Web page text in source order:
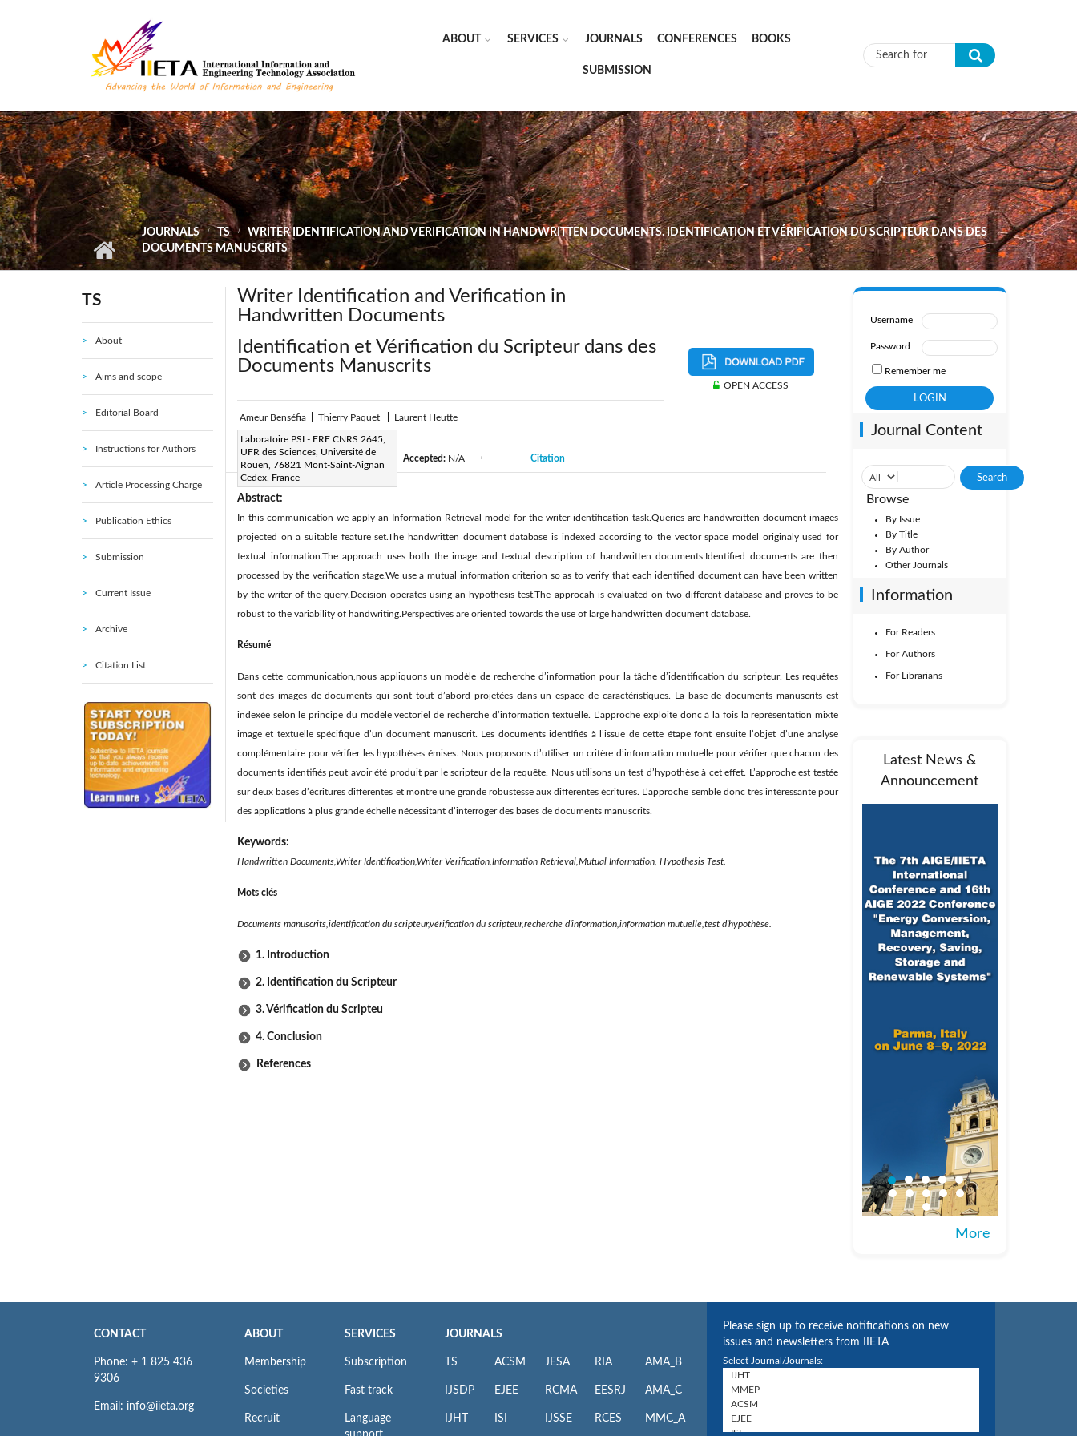
ABOUT SERVICES JOURNALS CONFERENCES BOOKS
SUBMISSION Search form
JOURNALS TS
WRITER IDENTIFICATION AND VERIFICATION IN HANDWRITTEN DOCUMENTS. IDENTIFICATION ET VÉRIFICATION DU SCRIPTEUR DANS DES
DOCUMENTS MANUSCRITS
TS
About
Aims and scope
Editorial Board
Instructions for Authors
Article Processing Charge
Publication Ethics
Submission
Current Issue
Archive
Citation List
Writer Identification and Verification in
Handwritten Documents
Identification et Vérification du Scripteur dans des
Documents Manuscrits
Ameur Benséfia Thierry Paquet Laurent Heutte
Laboratoire PSI - FRE CNRS 2645,
UFR des Sciences, Université de
Rouen, 76821 Mont-Saint-Aignan
Cedex, France
Page:249-259
Received:19 May 2004 Accepted: N/A Citation
OPEN ACCESS
Abstract:
In this communication we apply an Information Retrieval model for the writer identification task.Queries are handwreitten document images
projected on a suitable feature set.The handwritten document database is indexed according to the vector space model originaly used for
textual information.The approach uses both the image and textual description of handwritten documents.Identified documents are then
processed by the verification stage.We use a mutual information criterion so as to verify that each identified document can have been written
by the writer of the query.Decision operates using an hypothesis test.The approcah is evaluated on two different database and proves to be
robust to the variability of handwriting.Perspectives are oriented towards the use of large handwritten document database.
Résumé
Dans cette communication,nous appliquons un modèle de recherche d’information pour la tâche d’identification du scripteur. Les requêtes
sont des images de documents qui sont tout d’abord projetées dans un espace de caractéristiques. La base de documents manuscrits est
indexée selon le principe du modèle vectoriel de recherche d’information textuelle. L’approche exploite donc à la fois la représentation mixte
image et textuelle spécifique d’un document manuscrit. Les documents identifiés à l’issue de cette étape font ensuite l’objet d’une analyse
complémentaire pour vérifier les hypothèses émises. Nous proposons d’utiliser un critère d’information mutuelle pour vérifier que chacun des
documents identifiés peut avoir été produit par le scripteur de la requête. Nous utilisons un test d’hypothèse à cet effet. L’approche est testée
sur deux bases d’écritures différentes et montre une grande robustesse aux différentes écritures. L’approche semble donc très intéressante pour
des applications à plus grande échelle nécessitant d’interroger des bases de documents manuscrits.
Keywords:
Handwritten Documents,Writer Identification,Writer Verification,Information Retrieval,Mutual Information, Hypothesis Test.
Mots clés
Documents manuscrits,identification du scripteur,vérification du scripteur,recherche d’information,information mutuelle,test d’hypothèse.
1. Introduction
2. Identification du Scripteur
3. Vérification du Scripteu
4. Conclusion
References
Username
Password
Remember me
Journal Content
Browse
By Issue
By Title
By Author
Other Journals
Information
For Readers
For Authors
For Librarians
Latest News &
Announcement
More
CONTACT
Phone: + 1 825 436
9306
Email: info@iieta.org
ABOUT
Membership
Societies
Recruit
SERVICES
Subscription
Fast track
Language
JOURNALS
TS
IJSDP
IJHT
ACSM
EJEE
ISI
JESA
RCMA
IJSSE
RIA
EESRJ
RCES
AMA_B
AMA_C
MMC_A
Please sign up to receive notifications on new
issues and newsletters from IIETA
Select Journal/Journals: